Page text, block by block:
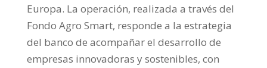
Europa. La operación, realizada a través del
Fondo Agro Smart, responde a la estrategia
del banco de acompañar el desarrollo de
empresas innovadoras y sostenibles, con